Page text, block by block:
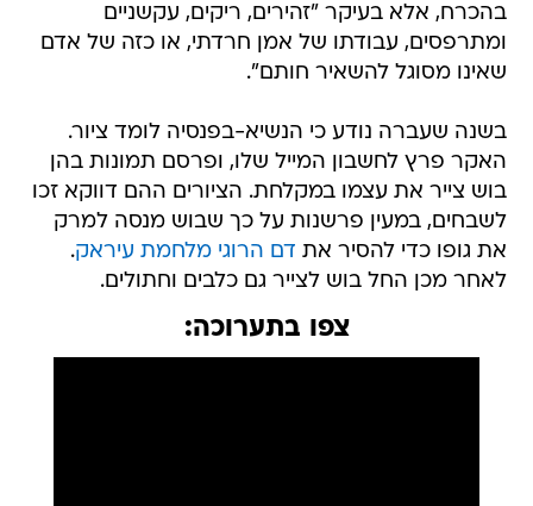
בהכרח, אלא בעיקר "זהירים, ריקים, עקשניים
ומתרפסים, עבודתו של אמן חרדתי, או כזה של אדם
שאינו מסוגל להשאיר חותם".
בשנה שעברה נודע כי הנשיא-בפנסיה לומד ציור.
האקר פרץ לחשבון המייל שלו, ופרסם תמונות בהן
בוש צייר את עצמו במקלחת. הציורים ההם דווקא זכו
לשבחים, במעין פרשנות על כך שבוש מנסה למרק
את גופו כדי להסיר את דם הרוגי מלחמת עיראק.
לאחר מכן החל בוש לצייר גם כלבים וחתולים.
צפו בתערוכה: